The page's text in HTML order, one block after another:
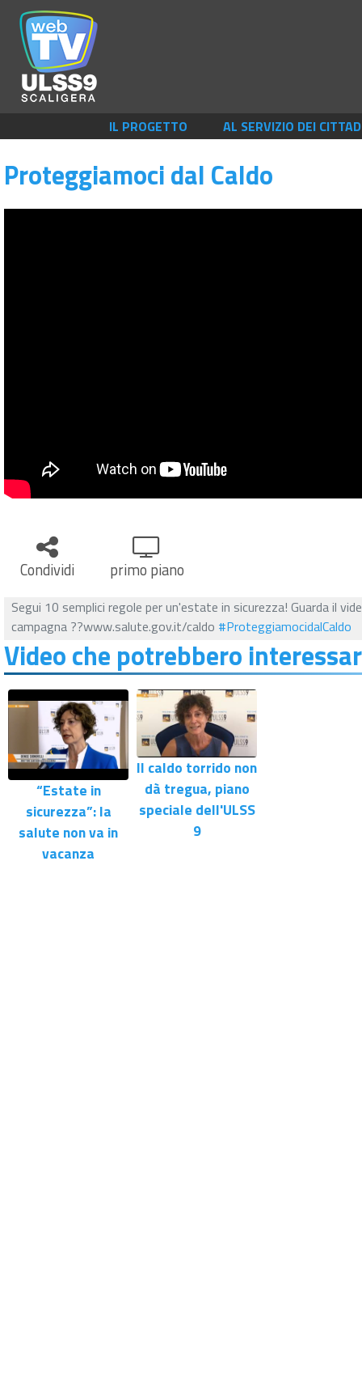
IL PROGETTO AL SERVIZIO DEI
Proteggiamoci dal Caldo
Condividi primo piano
Segui 10 semplici regole per un'estate in sicurezza! Guarda il
campagna ??www.salute.gov.it/caldo #ProteggiamocidalCaldo
Video che potrebbero
“Estate in
sicurezza”: la
salute non va in
vacanza
Il caldo torrido non
dà tregua, piano
speciale dell'ULSS
9